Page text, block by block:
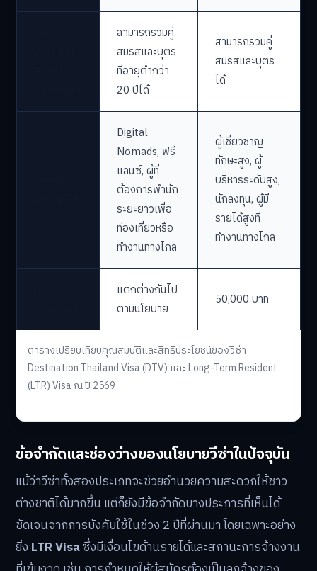
ตารางเปรียบเทียบคุณสมบัติและสิทธิประโยชน์ของวีซ่า
Destination Thailand Visa (DTV) และ Long-Term Resident
(LTR) Visa ณ ปี 2569
สามารถรวมคู่
สมรสและบุตร
ที่อายุต่ำกว่า
20 ปีได้
สามารถรวมคู่
สมรสและบุตร
ได้
Digital
Nomads, ฟรี
แลนซ์, ผู้ที่
ต้องการพำนัก
ระยะยาวเพื่อ
ท่องเที่ยวหรือ
ทำงานทางไกล
ผู้เชี่ยวชาญ
ทักษะสูง, ผู้
บริหารระดับสูง,
นักลงทุน, ผู้มี
รายได้สูงที่
ทำงานทางไกล
แตกต่างกันไป
ตามนโยบาย
50,000 บาท
ข้อจำกัดและช่องว่างของนโยบายวีซ่าในปัจจุบัน
แม้ว่าวีซ่าทั้งสองประเภทจะช่วยอำนวยความสะดวกให้ชาว
ต่างชาติได้มากขึ้น แต่ก็ยังมีข้อจำกัดบางประการที่เห็นได้
ชัดเจนจากการบังคับใช้ในช่วง 2 ปีที่ผ่านมา โดยเฉพาะอย่าง
ยิ่ง LTR Visaซึ่งมีเงื่อนไขด้านรายได้และสถานะการจ้างงาน